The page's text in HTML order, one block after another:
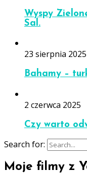
Wyspy
Sal.
23 sierpnia 2025
Bahamy –
2 czerwca 2025
Czy warto
Search for:
Moje filmy z